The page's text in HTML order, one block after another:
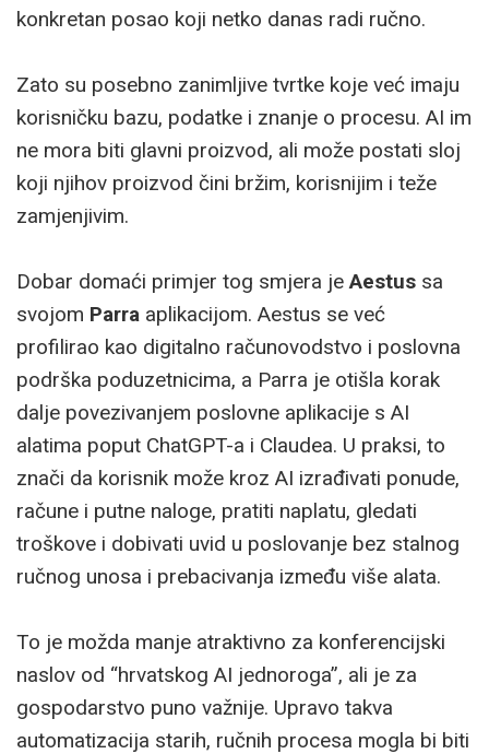
konkretan posao koji netko danas radi ručno.
Zato su posebno zanimljive tvrtke koje već imaju
korisničku bazu, podatke i znanje o procesu. AI im
ne mora biti glavni proizvod, ali može postati sloj
koji njihov proizvod čini bržim, korisnijim i teže
zamjenjivim.
Dobar domaći primjer tog smjera jeAestus sa
svojom Parra aplikacijom. Aestus se već
profilirao kao digitalno računovodstvo i poslovna
podrška poduzetnicima, a Parra je otišla korak
dalje povezivanjem poslovne aplikacije s AI
alatima poput ChatGPT-a i Claudea. U praksi, to
znači da korisnik može kroz AI izrađivati ponude,
račune i putne naloge, pratiti naplatu, gledati
troškove i dobivati uvid u poslovanje bez stalnog
ručnog unosa i prebacivanja između više alata.
To je možda manje atraktivno za konferencijski
naslov od “hrvatskog AI jednoroga”, ali je za
gospodarstvo puno važnije. Upravo takva
automatizacija starih, ručnih procesa mogla bi biti